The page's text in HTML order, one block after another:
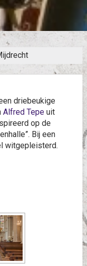
driebeukige
Alfred Tepe uit
op de
Bij een
witgepleisterd.